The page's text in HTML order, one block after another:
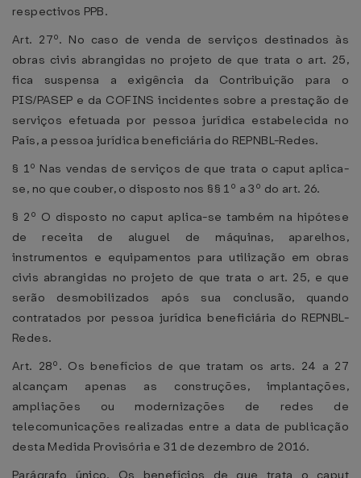
respectivos PPB.
Art. 27º. No caso de venda de serviços destinados às
obras civis abrangidas no projeto de que trata o art. 25,
fica suspensa a exigência da Contribuição para o
PIS/PASEP e da COFINS incidentes sobre a prestação de
serviços efetuada por pessoa jurídica estabelecida no
País, a pessoa jurídica beneficiária do REPNBL-Redes.
§ 1º Nas vendas de serviços de que trata o caput aplica-
se, no que couber, o disposto nos §§ 1º a 3º do art. 26.
§ 2º O disposto no caput aplica-se também na hipótese
de receita de aluguel de máquinas, aparelhos,
instrumentos e equipamentos para utilização em obras
civis abrangidas no projeto de que trata o art. 25, e que
serão desmobilizados após sua conclusão, quando
contratados por pessoa jurídica beneficiária do REPNBL-
Redes.
Art. 28º. Os benefícios de que tratam os arts. 24 a 27
alcançam apenas as construções, implantações,
ampliações ou modernizações de redes de
telecomunicações realizadas entre a data de publicação
desta Medida Provisória e 31 de dezembro de 2016.
Parágrafo único. Os benefícios de que trata o caput